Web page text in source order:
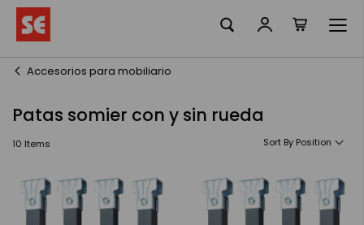
Content
Accesorios para mobiliario
Patas somier con y sin rueda
10 Items Sort By